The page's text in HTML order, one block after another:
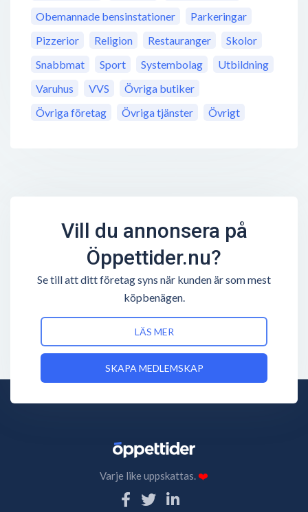
Obemannade bensinstationer
Parkeringar
Pizzerior
Religion Restauranger
Skolor
Snabbmat
Sport Systembolag
Utbildning
Varuhus
VVS
Övriga butiker
Övriga företag
Övriga tjänster Övrigt
Vill du annonsera på
Öppettider.nu?
Se till att ditt företag syns när kunden är som mest
köpbenägen.
LÄS MER
SKAPA MEDLEMSKAP
Varje like uppskattas.❤️